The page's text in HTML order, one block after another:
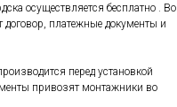
осуществляется бесплатно . Во
платежные документы и
перед установкой
привозят монтажники во